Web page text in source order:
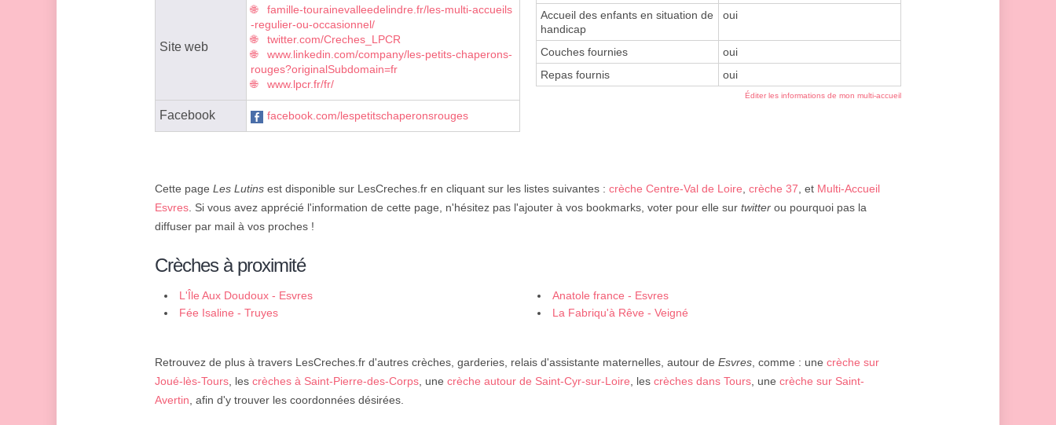
Site web
famille-tourainevalleedelindre.fr/les-multi-accueils
-regulier-ou-occasionnel/
twitter.com/Creches_LPCR
www.linkedin.com/company/les-petits-chaperons-
rouges?originalSubdomain=fr
www.lpcr.fr/fr/
Facebook facebook.com/lespetitschaperonsrouges
Accueil des enfants en situation de
handicap
oui
Couches fournies
oui
Repas fournis
oui
Éditer les informations de mon multi-accueil
Cette page Les Lutins est disponible sur LesCreches.fr en cliquant sur les listes suivantes : crèche Centre-Val de Loire crèche 37 , et Multi-Accueil
Esvres . Si vous avez apprécié l'information de cette page, n'hésitez pas l'ajouter à vos bookmarks, voter pour elle sur twitter ou pourquoi pas la
diffuser par mail à vos proches !
Crèches à proximité
L'Île Aux Doudoux - Esvres
Anatole france - Esvres
Fée Isaline - Truyes
La Fabriqu'à Rêve - Veigné
Retrouvez de plus à travers LesCreches.fr d'autres crèches, garderies, relais d'assistante maternelles, autour de Esvres , comme : une crèche sur
Joué-lès-Tours , les crèches à Saint-Pierre-des-Corps , une crèche autour de Saint-Cyr-sur-Loire , les crèches dans Tours , une crèche sur Saint-
Avertin , afin d'y trouver les coordonnées désirées.